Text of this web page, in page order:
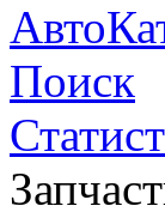
Поиск